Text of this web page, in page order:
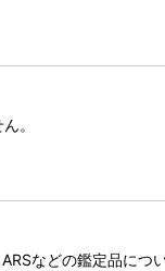
。
などの鑑定品につ